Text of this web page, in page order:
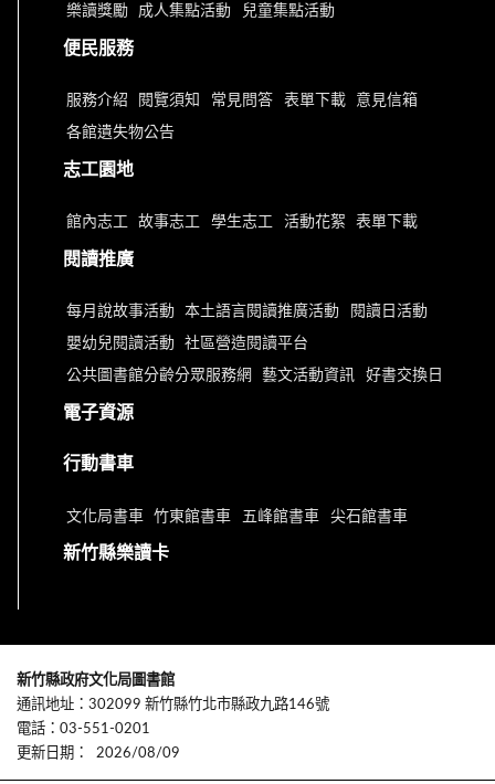
樂讀獎勵 成人集點活動 兒童集點活動
便民服務
服務介紹 閱覽須知 常見問答 表單下載 意見信箱
各館遺失物公告
志工園地
館內志工 故事志工 學生志工 活動花絮 表單下載
閱讀推廣
每月說故事活動 本土語言閱讀推廣活動 閱讀日活動
嬰幼兒閱讀活動 社區營造閱讀平台
公共圖書館分齡分眾服務網 藝文活動資訊 好書交換日
電子資源
行動書車
文化局書車 竹東館書車 五峰館書車 尖石館書車
新竹縣樂讀卡
新竹縣政府文化局圖書館
通訊地址：302099 新竹縣竹北市縣政九路146號
電話：03-551-0201
更新日期：
2026/08/09